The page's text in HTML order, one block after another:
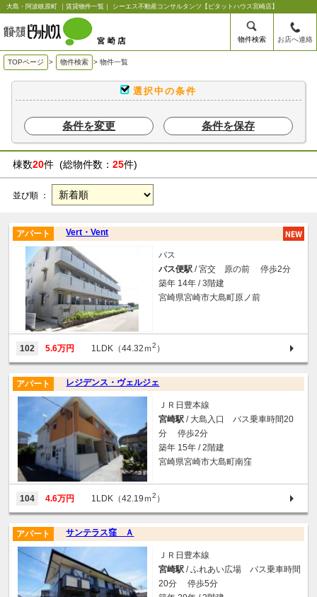
大島・阿波岐原町 ｜賃貸物件一覧｜ シーエス不動産コンサルタンツ【ピタットハウス宮崎店】
物件検索 お店へ連絡
TOPページ > 物件検索 > 物件一覧
選択中の条件
条件を変更 条件を保存
棟数20件 (総物件数： 25件)
並び順 ：
Vert・Vent
アパート
バス
バス便駅 / 宮交 原の前 停歩2分
築年 14年 / 3階建
宮崎県宮崎市大島町原ノ前
102 5.6万円 1LDK（44.32ｍ2 ）
レジデンス・ヴェルジェ
アパート
ＪＲ日豊本線
宮崎駅 / 大島入口 バス乗車時間20
分 停歩2分
築年 15年 / 2階建
宮崎県宮崎市大島町南窪
104 4.6万円 1LDK（42.19ｍ2 ）
サンテラス窪 Ａ
アパート
ＪＲ日豊本線
宮崎駅 / ふれあい広場 バス乗車時間
20分 停歩5分